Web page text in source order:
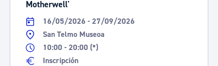
Motherwell'
16/05/2026 - 27/09/2026
San Telmo Museoa
10:00 - 20:00 (*)
Inscripción